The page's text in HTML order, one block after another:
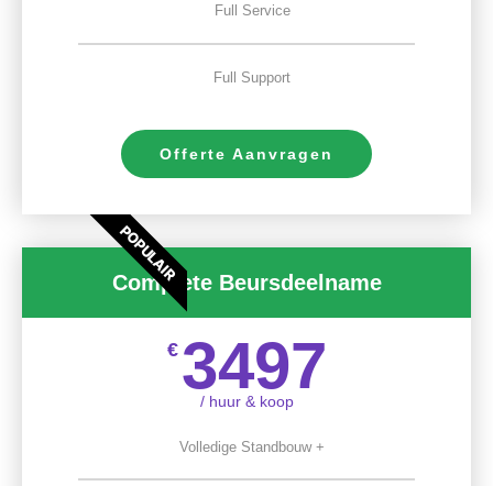
Full Service
Full Support
Offerte Aanvragen
POPULAIR
Complete Beursdeelname
€ 3497
/ huur & koop
Volledige Standbouw +